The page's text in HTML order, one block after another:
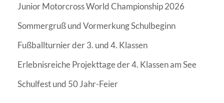
Junior Motorcross World Championship 2026
Sommergruß und Vormerkung Schulbeginn
Fußballturnier der 3. und 4. Klassen
Erlebnisreiche Projekttage der 4. Klassen am See
Schulfest und 50 Jahr-Feier